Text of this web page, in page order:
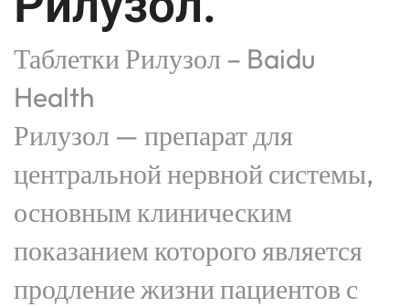
Таблетки Рилузол – Baidu
Health
Рилузол — препарат для
центральной нервной системы,
основным клиническим
показанием которого является
продление жизни пациентов с